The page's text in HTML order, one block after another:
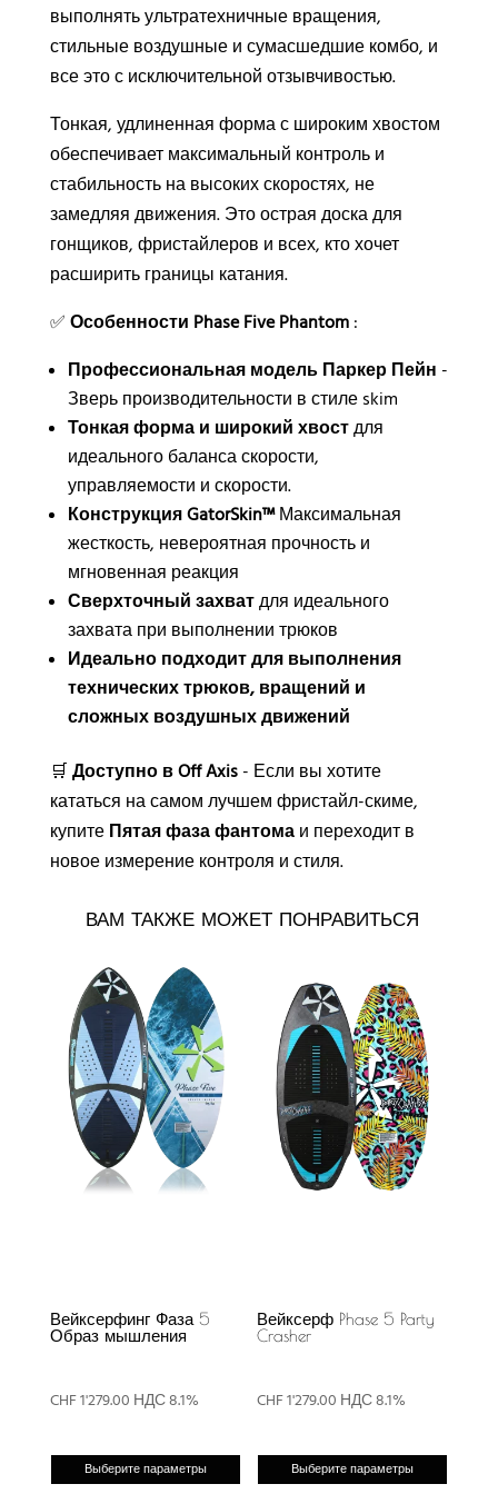
выполнять ультратехничные вращения,
стильные воздушные и сумасшедшие комбо, и
все это с исключительной отзывчивостью.
Тонкая, удлиненная форма с широким хвостом
обеспечивает максимальный контроль и
стабильность на высоких скоростях, не
замедляя движения. Это острая доска для
гонщиков, фристайлеров и всех, кто хочет
расширить границы катания.
✅ Особенности Phase Five Phantom:
Профессиональная модель Паркер Пейн -
Зверь производительности в стиле skim
Тонкая форма и широкий хвостдля
идеального баланса скорости,
управляемости и скорости.
Конструкция GatorSkin™Максимальная
жесткость, невероятная прочность и
мгновенная реакция
Сверхточный захватдля идеального
захвата при выполнении трюков
Идеально подходит для выполнения
технических трюков, вращений и
сложных воздушных движений
🛒 Доступно в Off Axis- Если вы хотите
кататься на самом лучшем фристайл-скиме,
купите Пятая фаза фантомаи переходит в
новое измерение контроля и стиля.
ВАМ ТАКЖЕ МОЖЕТ ПОНРАВИТЬСЯ
Вейксерфинг Фаза 5
Образ мышления
CHF1'279.00 НДС 8.1%
Выберите параметры
Этот
товар
Вейксерф Phase 5 Party
Crasher
CHF1'279.00 НДС 8.1%
Выберите параметры